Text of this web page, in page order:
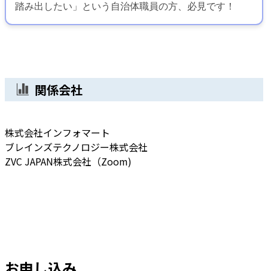
踏み出したい」という自治体職員の方、必見です！
関係会社
株式会社インフォマート
ブレインズテクノロジー株式会社
ZVC JAPAN株式会社（Zoom)